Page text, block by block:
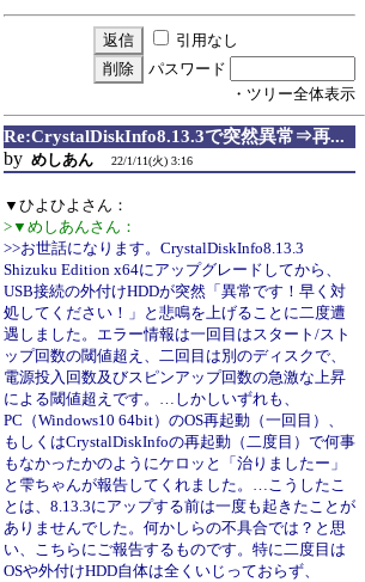
引用なし
パスワード
・ツリー全体表示
Re:CrystalDiskInfo8.13.3で突然異常⇒再...
by めしあん 22/1/11(火) 3:16
▼ひよひよさん：
>▼めしあんさん：
>>お世話になります。CrystalDiskInfo8.13.3
Shizuku Edition x64にアップグレードしてから、
USB接続の外付けHDDが突然「異常です！早く対
処してください！」と悲鳴を上げることに二度遭
遇しました。エラー情報は一回目はスタート/スト
ップ回数の閾値超え、二回目は別のディスクで、
電源投入回数及びスピンアップ回数の急激な上昇
による閾値超えです。…しかしいずれも、
PC（Windows10 64bit）のOS再起動（一回目）、
もしくはCrystalDiskInfoの再起動（二度目）で何事
もなかったかのようにケロッと「治りましたー」
と雫ちゃんが報告してくれました。…こうしたこ
とは、8.13.3にアップする前は一度も起きたことが
ありませんでした。何かしらの不具合では？と思
い、こちらにご報告するものです。特に二度目は
OSや外付けHDD自体は全くいじっておらず、